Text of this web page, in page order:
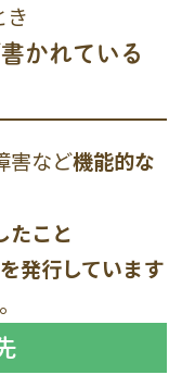
き
かれている
害など機能的な
たこと
発行しています